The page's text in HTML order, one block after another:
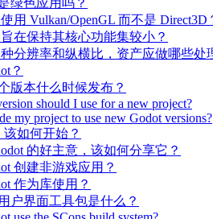
绿色应用吗？
用 Vulkan/OpenGL 而不是 Direct3D
在保持其核心功能集较小？
分辨率和纵横比，资产应做哪些处
？
版本什么时候发布？
should I use for a new project?
my project to use new Godot versions?
如何开始？
的好主意，该如何分享它？
创建非游戏应用？
作为库使用？
户界面工具包是什么？